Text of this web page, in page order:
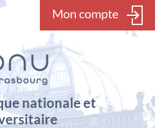
Mon compte
nationale et